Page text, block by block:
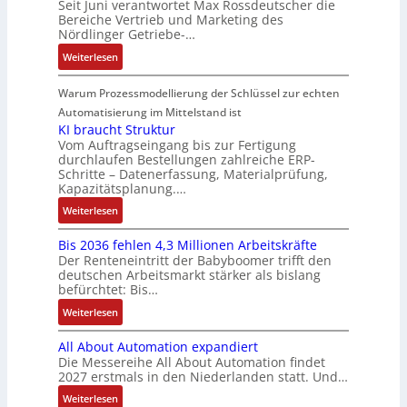
e
n
s
i
c
h
e
r
e
E
n
t
w
i
c
k
l
u
n
g
g
e
n
b
a
u
P
o
s
i
t
i
v
e
M
o
m
e
n
t
a
u
f
u
e
r
u
n
g
G
V
u
n
d
b
o
t
i
k
e
g
r
a
o
n
i
n
F
a
n
u
c
C
N
C
-
S
y
s
t
m
t
e
c
h
n
i
k
-
G
e
s
c
h
ä
f
t
s
f
h
r
e
s
s
a
u
l
t
S
y
s
t
è
m
e
s
:
Q
2
-
E
r
g
e
b
n
Seit Juni verantwortet Max Rossdeutscher die
Bereiche Vertrieb und Marketing des
Nördlinger Getriebe-…
Weiterlesen:
N
e
e
r
V
e
r
t
r
i
e
b
s
-
u
n
d
M
a
Warum Prozessmodellierung der Schlüssel zur echten
Automatisierung im Mittelstand ist
KI braucht Struktur
Vom Auftragseingang bis zur Fertigung
durchlaufen Bestellungen zahlreiche ERP-
Schritte – Datenerfassung, Materialprüfung,
Kapazitätsplanung.…
Weiterlesen:
K
I
b
r
a
u
c
h
t
S
t
Bis 2036 fehlen 4,3 Millionen Arbeitskräfte
Der Renteneintritt der Babyboomer trifft den
deutschen Arbeitsmarkt stärker als bislang
befürchtet: Bis…
Weiterlesen:
B
i
s
2
0
All About Automation expandiert
Die Messereihe All About Automation findet
2027 erstmals in den Niederlanden statt. Und…
Weiterlesen: